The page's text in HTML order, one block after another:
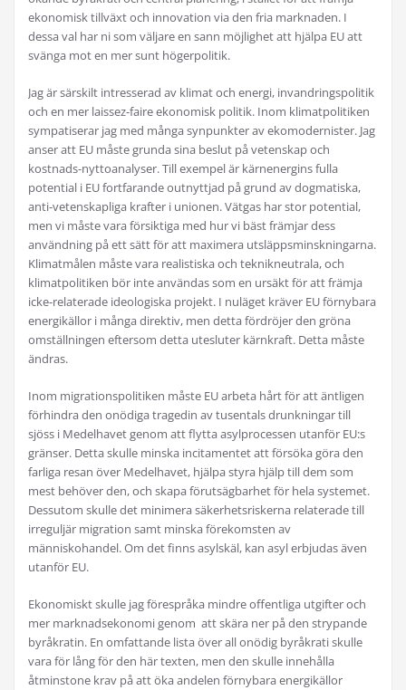
ekonomisk tillväxt och innovation via den fria marknaden. I
dessa val har ni som väljare en sann möjlighet att hjälpa EU att
svänga mot en mer sunt högerpolitik.
Jag är särskilt intresserad av klimat och energi, invandringspolitik
och en mer laissez-faire ekonomisk politik. Inom klimatpolitiken
sympatiserar jag med många synpunkter av ekomodernister. Jag
anser att EU måste grunda sina beslut på vetenskap och
kostnads-nyttoanalyser. Till exempel är kärnenergins fulla
potential i EU fortfarande outnyttjad på grund av dogmatiska,
anti-vetenskapliga krafter i unionen. Vätgas har stor potential,
men vi måste vara försiktiga med hur vi bäst främjar dess
användning på ett sätt för att maximera utsläppsminskningarna.
Klimatmålen måste vara realistiska och teknikneutrala, och
klimatpolitiken bör inte användas som en ursäkt för att främja
icke-relaterade ideologiska projekt. I nuläget kräver EU förnybara
energikällor i många direktiv, men detta fördröjer den gröna
omställningen eftersom detta utesluter kärnkraft. Detta måste
ändras.
Inom migrationspolitiken måste EU arbeta hårt för att äntligen
förhindra den onödiga tragedin av tusentals drunkningar till
sjöss i Medelhavet genom att flytta asylprocessen utanför EU:s
gränser. Detta skulle minska incitamentet att försöka göra den
farliga resan över Medelhavet, hjälpa styra hjälp till dem som
mest behöver den, och skapa förutsägbarhet för hela systemet.
Dessutom skulle det minimera säkerhetsriskerna relaterade till
irreguljär migration samt minska förekomsten av
människohandel. Om det finns asylskäl, kan asyl erbjudas även
utanför EU.
Ekonomiskt skulle jag förespråka mindre offentliga utgifter och
mer marknadsekonomi genom att skära ner på den strypande
byråkratin. En omfattande lista över all onödig byråkrati skulle
vara för lång för den här texten, men den skulle innehålla
åtminstone krav på att öka andelen förnybara energikällor